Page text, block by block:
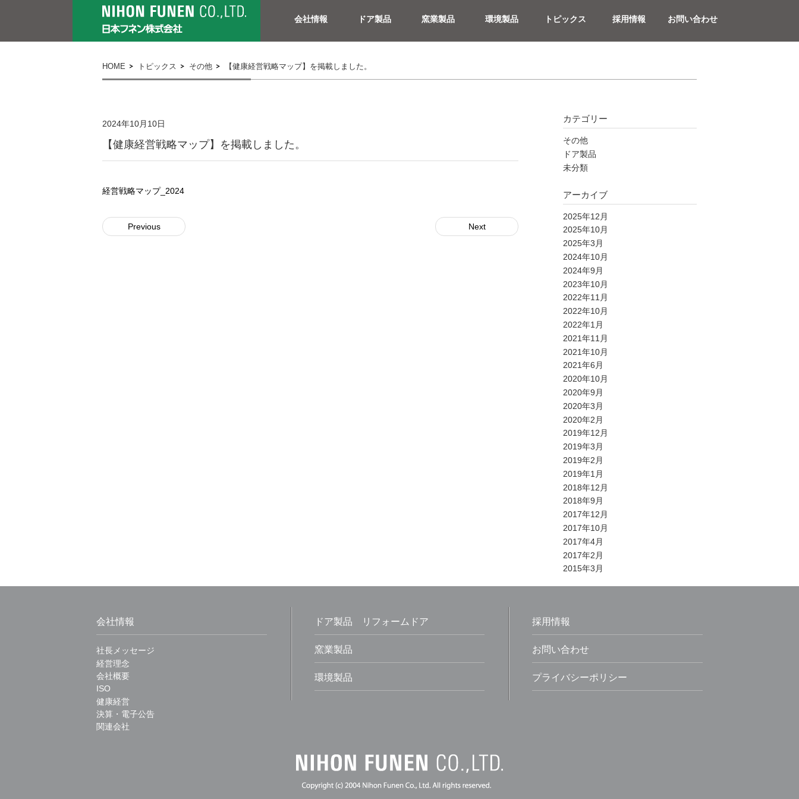
会社情報 ドア製品 窯業製品 環境製品 トピックス 採用情報 お問い合わせ
HOME トピックス その他 【健康経営戦略マップ】を掲載しました。
2024年10月10日
【健康経営戦略マップ】を掲載しました。
経営戦略マップ_2024
Previous Next
カテゴリー
その他
ドア製品
未分類
アーカイブ
2025年12月
2025年10月
2025年3月
2024年10月
2024年9月
2023年10月
2022年11月
2022年10月
2022年1月
2021年11月
2021年10月
2021年6月
2020年10月
2020年9月
2020年3月
2020年2月
2019年12月
2019年3月
2019年2月
2019年1月
2018年12月
2018年9月
2017年12月
2017年10月
2017年4月
2017年2月
2015年3月
会社情報
社長メッセージ
経営理念
会社概要
ISO
健康経営
決算・電子公告
関連会社
ドア製品 リフォームドア
窯業製品
環境製品
採用情報
お問い合わせ
プライバシーポリシー